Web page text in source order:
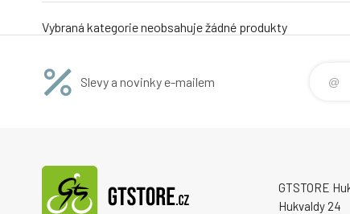
Vybraná kategorie neobsahuje žádné produkty
Slevy a novinky e-mailem
GTSTORE
Hukvaldy 24